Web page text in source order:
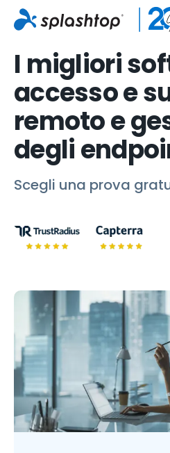
I migliori
accesso e
remoto e
degli
Scegli una prova